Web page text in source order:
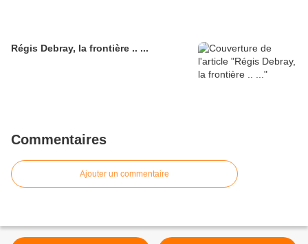
Régis Debray, la frontière .. ...
Commentaires
Ajouter un commentaire